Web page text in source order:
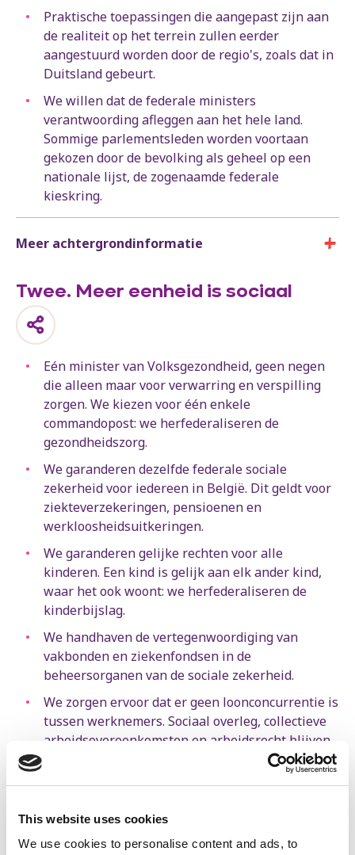
This website uses cookies
We use cookies to personalise content and ads, to
Praktische toepassingen die aangepast zijn aan
de realiteit op het terrein zullen eerder
aangestuurd worden door de regio's, zoals dat in
Duitsland gebeurt.
We willen dat de federale ministers
verantwoording afleggen aan het hele land.
Sommige parlementsleden worden voortaan
gekozen door de bevolking als geheel op een
nationale lijst, de zogenaamde federale
kieskring.
Meer achtergrondinformatie
Twee. Meer eenheid is sociaal
Eén minister van Volksgezondheid, geen negen
die alleen maar voor verwarring en verspilling
zorgen. We kiezen voor één enkele
commandopost: we herfederaliseren de
gezondheidszorg.
We garanderen dezelfde federale sociale
zekerheid voor iedereen in België. Dit geldt voor
ziekteverzekeringen, pensioenen en
werkloosheidsuitkeringen.
We garanderen gelijke rechten voor alle
kinderen. Een kind is gelijk aan elk ander kind,
waar het ook woont: we herfederaliseren de
kinderbijslag.
We handhaven de vertegenwoordiging van
vakbonden en ziekenfondsen in de
beheersorganen van de sociale zekerheid.
We zorgen ervoor dat er geen loonconcurrentie is
tussen werknemers. Sociaal overleg, collectieve
arbeidsovereenkomsten en arbeidsrecht blijven
De meeste belastingen worden op federaal
waarbij de breedste schouders de zwaarste
lasten dragen.